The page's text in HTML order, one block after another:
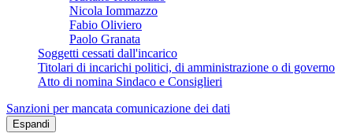
Nicola Iommazzo
Fabio Oliviero
Paolo Granata
Soggetti cessati dall'incarico
Titolari di incarichi politici, di amministrazione o di governo
Atto di nomina Sindaco e Consiglieri
Sanzioni per mancata comunicazione dei dati
Espandi